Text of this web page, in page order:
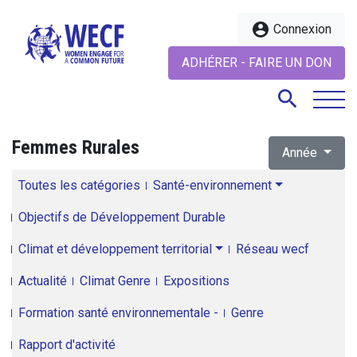
account_circle Connexion
ADHÉRER - FAIRE UN DON
search
Femmes Rurales Année
Toutes les catégories Santé-environnement
Objectifs de Développement Durable
Climat et développement territorial Réseau wecf
Actualité Climat Genre Expositions
Formation santé environnementale - Genre
Rapport d'activité